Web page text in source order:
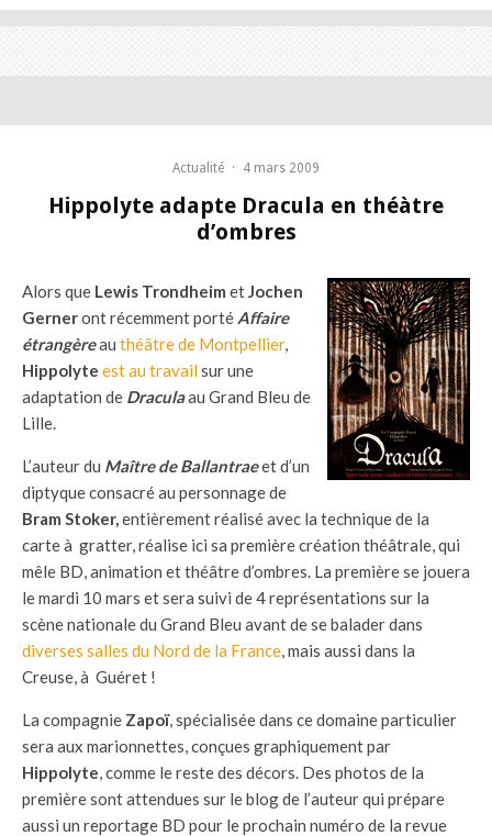
Actualité · 4 mars 2009
Hippolyte adapte Dracula en théàtre
d’ombres
Alors que Lewis Trondheim etJochen
Gerneront récemment porté Affaire
étrangèreau théâtre de Montpellier,
Hippolyte est au travail sur une
adaptation de Draculaau Grand Bleu de
Lille.
L’auteur du Maître de Ballantraeet d’un
diptyque consacré au personnage de
Bram Stoker,entièrement réalisé avec la technique de la
carte à gratter, réalise ici sa première création théâtrale, qui
mêle BD, animation et théâtre d’ombres. La première se jouera
le mardi 10 mars et sera suivi de 4 représentations sur la
scène nationale du Grand Bleu avant de se balader dans
diverses salles du Nord de la France, mais aussi dans la
Creuse, à Guéret !
La compagnie Zapoï, spécialisée dans ce domaine particulier
sera aux marionnettes, conçues graphiquement par
Hippolyte, comme le reste des décors. Des photos de la
première sont attendues sur le blog de l’auteur qui prépare
aussi un reportage BD pour le prochain numéro de la revue